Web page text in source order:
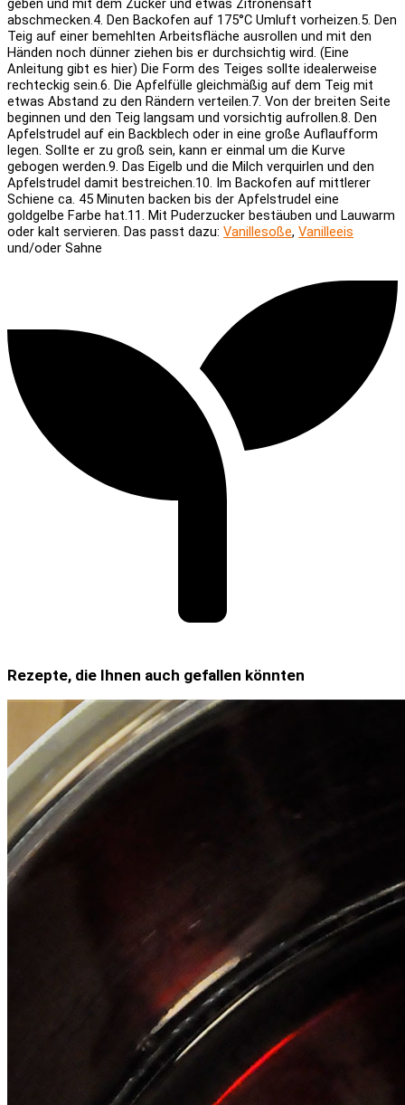
geben und mit dem Zucker und etwas Zitronensaft
abschmecken.4. Den Backofen auf 175°C Umluft vorheizen.5. Den
Teig auf einer bemehlten Arbeitsfläche ausrollen und mit den
Händen noch dünner ziehen bis er durchsichtig wird. (Eine
Anleitung gibt es hier) Die Form des Teiges sollte idealerweise
rechteckig sein.6. Die Apfelfülle gleichmäßig auf dem Teig mit
etwas Abstand zu den Rändern verteilen.7. Von der breiten Seite
beginnen und den Teig langsam und vorsichtig aufrollen.8. Den
Apfelstrudel auf ein Backblech oder in eine große Auflaufform
legen. Sollte er zu groß sein, kann er einmal um die Kurve
gebogen werden.9. Das Eigelb und die Milch verquirlen und den
Apfelstrudel damit bestreichen.10. Im Backofen auf mittlerer
Schiene ca. 45 Minuten backen bis der Apfelstrudel eine
goldgelbe Farbe hat.11. Mit Puderzucker bestäuben und Lauwarm
oder kalt servieren. Das passt dazu: Vanillesoße, Vanilleeis
und/oder Sahne
Rezepte, die Ihnen auch gefallen könnten